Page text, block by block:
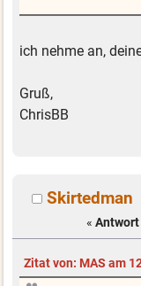
ich nehme an,
Gruß,
ChrisBB
Skirtedman
« Antwort
Zitat von: MAS am